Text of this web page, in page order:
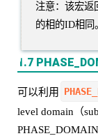
注意：该宏返
的相的ID相同。
1.7
可以利用
level domain（